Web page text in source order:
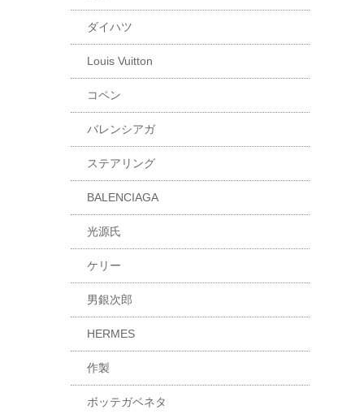
ダイハツ
Louis Vuitton
コペン
バレンシアガ
ステアリング
BALENCIAGA
光源氏
ケリー
男銀次郎
HERMES
作製
ボッテガベネタ